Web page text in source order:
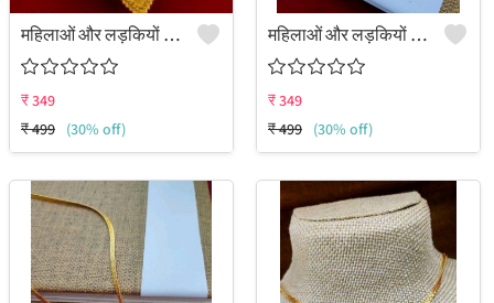
महिलाओं और लड़कियों के लिए पेंडेंट का सेट
₹349
₹499 (30% off)
महिलाओं और लड़कियों के लिए पेंडेंट का सेट
₹349
₹499 (30% off)